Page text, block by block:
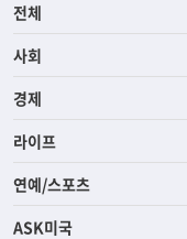
전체
사회
경제
라이프
연예/스포츠
ASK미국